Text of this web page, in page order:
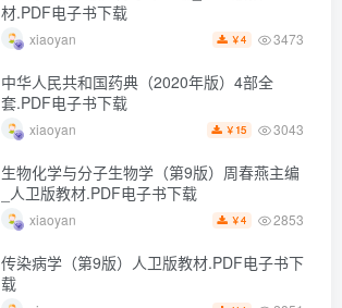
材.PDF电子书下载
xiaoyan ￥4 3473
中华人民共和国药典（2020年版）4部全
套.PDF电子书下载
xiaoyan ￥ 15 3043
生物化学与分子生物学（第9版）周春燕主编
_人卫版教材.PDF电子书下载
xiaoyan ￥4 2853
传染病学（第9版）人卫版教材.PDF电子书下
载